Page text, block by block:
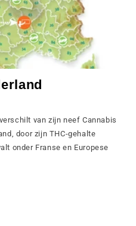
van zijn neef Cannabis
door zijn THC-gehalte
onder Franse en Europese